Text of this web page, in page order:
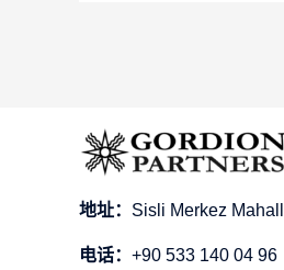
地址： Sisli Merkez
电话： +90 533 140 04 96